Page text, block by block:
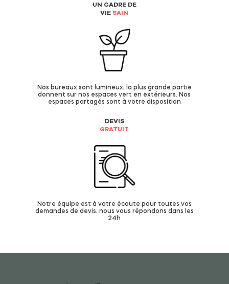
UN CADRE DE
VIE SAIN
Nos bureaux sont lumineux, la plus grande partie
donnent sur nos espaces vert en extérieurs. Nos
espaces partagés sont à votre disposition
DEVIS
GRATUIT
Notre équipe est à votre écoute pour toutes vos
demandes de devis, nous vous répondons dans les
24h